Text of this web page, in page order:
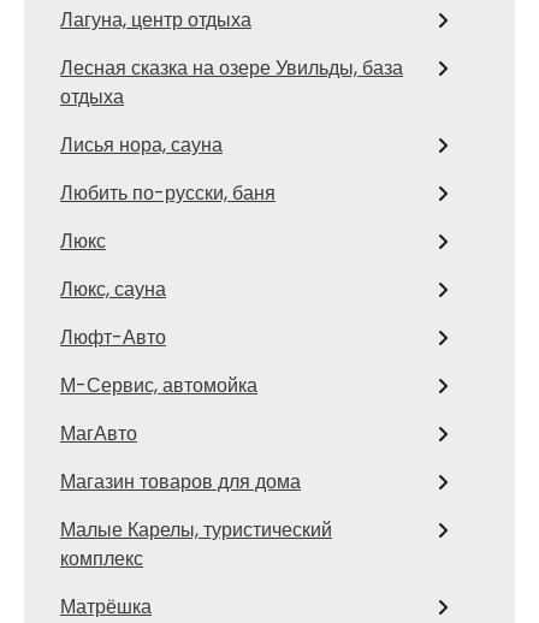
Лагуна, центр отдыха
Лесная сказка на озере Увильды, база
отдыха
Лисья нора, сауна
Любить по-русски, баня
Люкс
Люкс, сауна
Люфт-Авто
М-Сервис, автомойка
МагАвто
Магазин товаров для дома
Малые Карелы, туристический
комплекс
Матрёшка